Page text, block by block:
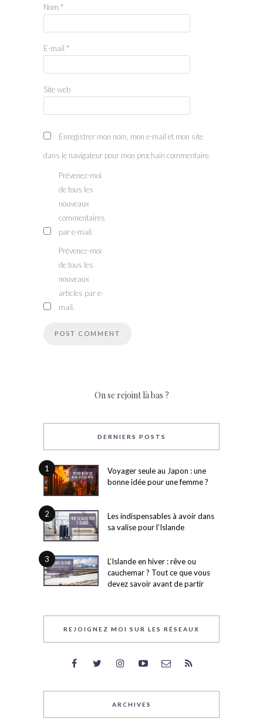
Nom *
E-mail *
Site web
Enregistrer mon nom, mon e-mail et mon site
dans le navigateur pour mon prochain commentaire.
Prévenez-moi
de tous les
nouveaux
commentaires
par e-mail.
Prévenez-moi
de tous les
nouveaux
articles par e-
mail.
On se rejoint là bas ?
DERNIERS POSTS
1
Voyager seule au Japon : une
bonne idée pour une femme ?
2
Les indispensables à avoir dans
sa valise pour l’Islande
3
L’Islande en hiver : rêve ou
cauchemar ? Tout ce que vous
devez savoir avant de partir
REJOIGNEZ MOI SUR LES RÉSEAUX
ARCHIVES